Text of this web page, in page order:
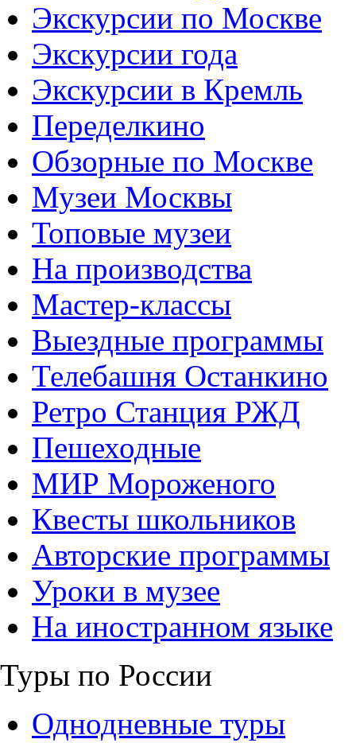
Экскурсии по Москве
Экскурсии года
Экскурсии в Кремль
Переделкино
Обзорные по Москве
Музеи Москвы
Топовые музеи
На производства
Мастер-классы
Выездные программы
Телебашня Останкино
Ретро Станция РЖД
Пешеходные
МИР Мороженого
Квесты школьников
Авторские программы
Уроки в музее
На иностранном языке
Туры по России
Однодневные туры